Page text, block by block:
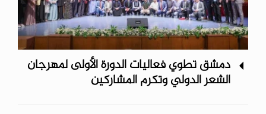
دمشق تطوي فعاليات الدورة الأولى لمهرجان
الشعر الدولي وتكرم المشاركين